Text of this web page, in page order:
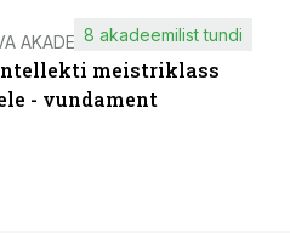
AKADEEMIA
meistriklass
- vundament
8 akadeemilist tundi